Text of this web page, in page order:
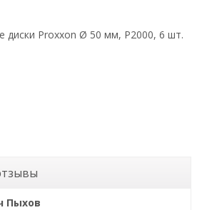
диски Proxxon Ø 50 мм, P2000, 6 шт.
Пыхов